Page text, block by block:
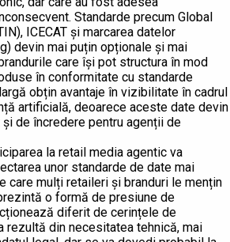
Standarde precum Global
ICECAT și marcarea datelor
devin mai puțin opționale și mai
care își pot structura în mod
în conformitate cu standarde
obțin avantaje în vizibilitate în cadrul
artificială, deoarece aceste date devin
de încredere pentru agenții de
la retail media agentic va
unor standarde de date mai
care mulți retaileri și branduri le mențin
o formă de presiune de
diferit de cerințele de
rezultă din necesitatea tehnică, mai